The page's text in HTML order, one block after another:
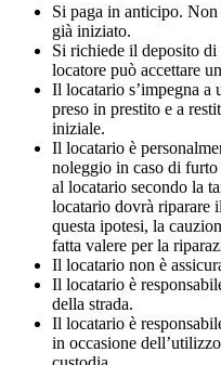
Si paga in anticipo.
già iniziato.
Si richiede il deposito
locatore può accettare
Il locatario s’impegna a
preso in prestito e a
iniziale.
Il locatario è
noleggio in caso di
al locatario secondo la
locatario dovrà riparare
questa ipotesi, la
fatta valere per la
Il locatario non è
Il locatario è
della strada.
Il locatario è
in occasione